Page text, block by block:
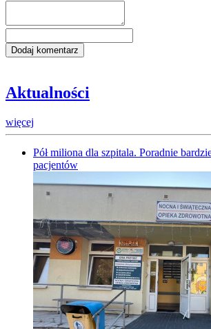
Aktualności
więcej
Pół miliona dla szpitala. Poradnie
pacjentów